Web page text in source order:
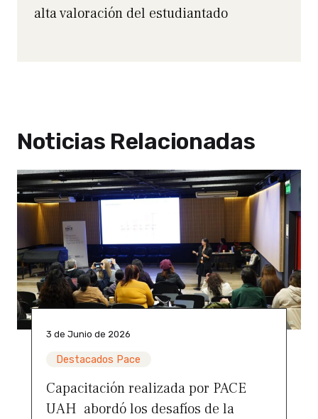
alta valoración del estudiantado
Noticias Relacionadas
3 de Junio de 2026
Destacados Pace
Capacitación realizada por PACE
UAH abordó los desafíos de la